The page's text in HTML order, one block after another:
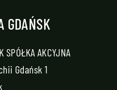
GDAŃSK
SPÓŁKA AKCYJNA
Gdańsk 1